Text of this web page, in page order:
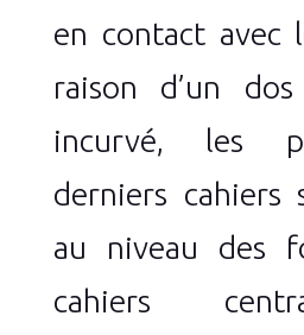
en contact avec
raison d’un
incurvé, les
derniers cahiers
au niveau des
cahiers